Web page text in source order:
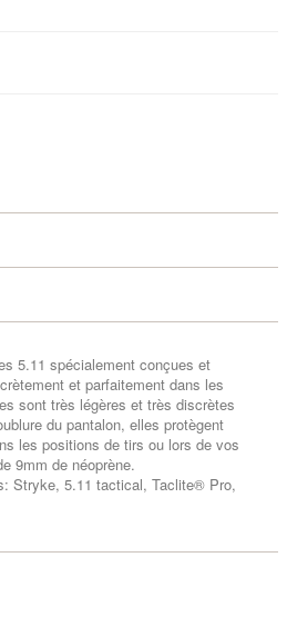
5.11 spécialement conçues et
et parfaitement dans les
sont très légères et très discrètes
du pantalon, elles protègent
les positions de tirs ou lors de vos
9mm de néoprène.
Stryke, 5.11 tactical, Taclite® Pro,